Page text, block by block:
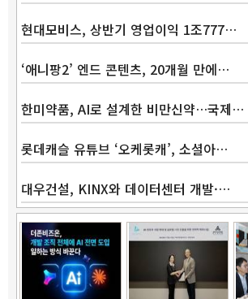
현대모비스, 상반기 영업이익 1조777…
‘애니팡2’ 엔드 콘텐츠, 20개월 만에…
한미약품, AI로 설계한 비만신약…국제…
롯데캐슬 유튜브 ‘오케롯캐’, 소셜아…
대우건설, KINX와 데이터센터 개발·…